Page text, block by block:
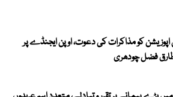
اپوزیشن کو مذاکرات کی دعوت، اوپن ایجنڈے پر
فضل چودھری